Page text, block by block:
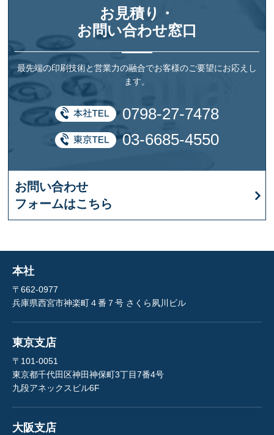
お見積り・
お問い合わせ窓口
最先端の印刷技術と営業力の融合でお客様のご要望にお応えし
ます。
0798-27-7478
03-6685-4550
お問い合わせ
フォームはこちら
本社
〒662-0977
兵庫県西宮市神楽町４番７号 さくら夙川ビル
東京支店
〒101-0051
東京都千代田区神田神保町3丁目7番4号
九段アネックスビル6F
大阪支店